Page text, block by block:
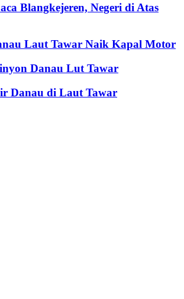
Blangkejeren, Negeri di Atas
Laut Tawar Naik Kapal Motor
Danau Lut Tawar
Danau di Laut Tawar